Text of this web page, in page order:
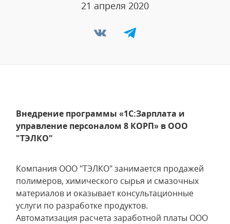
21 апреля 2020
Внедрение программы «1С:Зарплата и
управление персоналом 8 КОРП» в ООО
"ТЭЛКО"
Компания ООО "ТЭЛКО" занимается продажей
полимеров, химического сырья и смазочных
материалов и оказывает консультационные
услуги по разработке продуктов.
Автоматизация расчета заработной платы ООО